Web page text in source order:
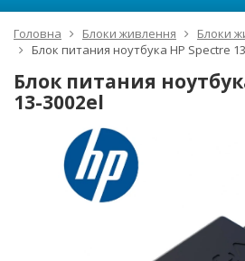
Головна Блоки живлення
Блоки
Блок питания ноутбука HP Spectre
Блок питания
13-3002el